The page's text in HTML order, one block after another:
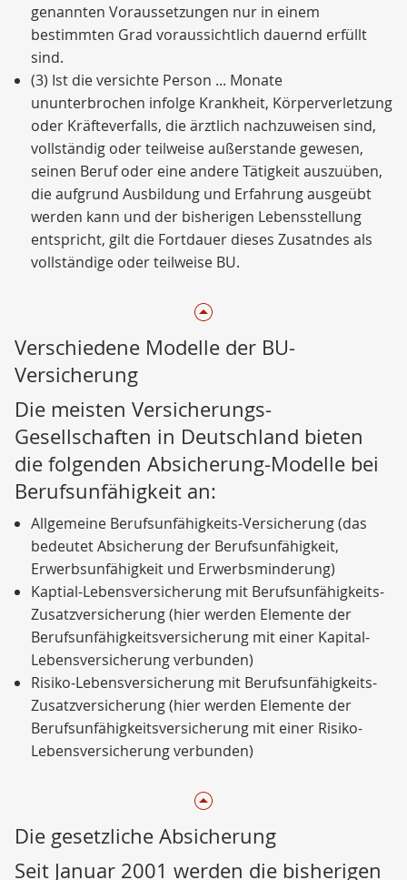
genannten Voraussetzungen nur in einem
bestimmten Grad voraussichtlich dauernd erfüllt
sind.
(3) Ist die versichte Person ... Monate
ununterbrochen infolge Krankheit, Körperverletzung
oder Kräfteverfalls, die ärztlich nachzuweisen sind,
vollständig oder teilweise außerstande gewesen,
seinen Beruf oder eine andere Tätigkeit auszuüben,
die aufgrund Ausbildung und Erfahrung ausgeübt
werden kann und der bisherigen Lebensstellung
entspricht, gilt die Fortdauer dieses Zusatndes als
vollständige oder teilweise BU.
Verschiedene Modelle der BU-
Versicherung
Die meisten Versicherungs-
Gesellschaften in Deutschland bieten
die folgenden Absicherung-Modelle bei
Berufsunfähigkeit an:
Allgemeine Berufsunfähigkeits-Versicherung (das
bedeutet Absicherung der Berufsunfähigkeit,
Erwerbsunfähigkeit und Erwerbsminderung)
Kaptial-Lebensversicherung mit Berufsunfähigkeits-
Zusatzversicherung (hier werden Elemente der
Berufsunfähigkeitsversicherung mit einer Kapital-
Lebensversicherung verbunden)
Risiko-Lebensversicherung mit Berufsunfähigkeits-
Zusatzversicherung (hier werden Elemente der
Berufsunfähigkeitsversicherung mit einer Risiko-
Lebensversicherung verbunden)
Die gesetzliche Absicherung
Seit Januar 2001 werden die bisherigen